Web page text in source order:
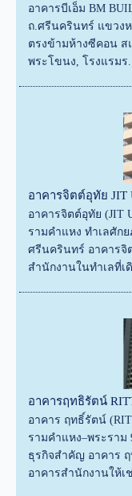
อาคารบีเอ็ม BM
ถ.ศรีนครินทร์ แขวงห
ตรงข้ามห้างซีคอน ส
พระโขนง, โรงแรมร
อาคารจิตต์อุทัย JIT
อาคารจิตต์อุทัย (JIT
รามคำแหง ทำเลศัก
ศรีนครินทร์ อาคารจิ
สำนักงานในทำเลที่เ
อาคารฤทธิรัตน์
อาคาร ฤทธิ์รัตน์
รามคำแหง–พระราม
ธุรกิจสำคัญ อาคาร ฤ
อาคารสำนักงานให้เ